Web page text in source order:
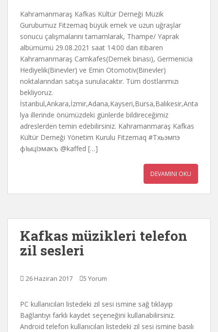
Kahramanmaraş Kafkas Kültür Derneği Müzik
Gurubumuz Fitzemaq büyük emek ve uzun uğraşlar
sonucu çalışmalarını tamamlarak, Thampe/ Yaprak
albümümü 29.08.2021 saat 14:00 dan itibaren
Kahramanmaraş Camkafes(Dernek binası), Germenicia
Hediyelik(Binevler) ve Emin Otomotiv(Binevler)
noktalarından satışa sunulacaktır. Tüm dostlarımızı
bekliyoruz.
İstanbul,Ankara,İzmir,Adana,Kayseri,Bursa,Balıkesir,Anta
lya illerinde önümüzdeki günlerde bildireceğimiz
adreslerden temin edebilirsiniz. Kahramanmaraş Kafkas
Kültür Derneği Yönetim Kurulu Fitzemaq #Тхьэмпэ
фIыцIэмакъ @kaffed […]
DEVAMINI OKU
Kafkas müzikleri telefon
zil sesleri
26 Haziran 2017 5 Yorum
PC kullanıcıları listedeki zil sesi ismine sağ tıklayıp
Bağlantıyı farklı kaydet seçeneğini kullanabilirsiniz.
Android telefon kullanıcıları listedeki zil sesi ismine basılı